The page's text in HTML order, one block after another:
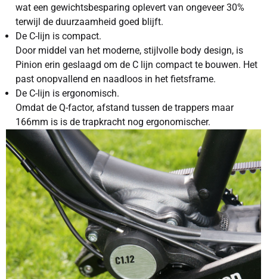
wat een gewichtsbesparing oplevert van ongeveer 30%
terwijl de duurzaamheid goed blijft.
De C-lijn is compact.
Door middel van het moderne, stijlvolle body design, is
Pinion erin geslaagd om de C lijn compact te bouwen. Het
past onopvallend en naadloos in het fietsframe.
De C-lijn is ergonomisch.
Omdat de Q-factor, afstand tussen de trappers maar
166mm is is de trapkracht nog ergonomischer.